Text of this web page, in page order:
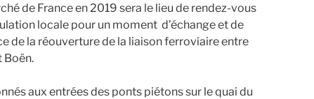
de France en 2019 sera le lieu de rendez-vous
locale pour un moment d’échange et de
de la réouverture de la liaison ferroviaire entre
Boën.
aux entrées des ponts piétons sur le quai du